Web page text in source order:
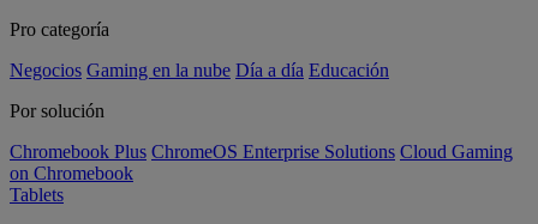
Pro categoría
Negocios Gaming en la nube Día a día Educación
Por solución
Chromebook Plus ChromeOS Enterprise Solutions Cloud Gaming
on Chromebook
Tablets